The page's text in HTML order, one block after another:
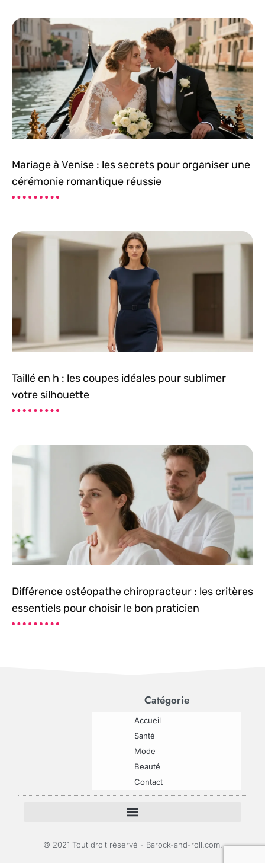
Mariage à Venise : les secrets pour organiser une
cérémonie romantique réussie
Taillé en h : les coupes idéales pour sublimer
votre silhouette
Différence ostéopathe chiropracteur : les critères
essentiels pour choisir le bon praticien
Catégorie
Accueil
Santé
Mode
Beauté
Contact
© 2021 Tout droit réservé - Barock-and-roll.com.